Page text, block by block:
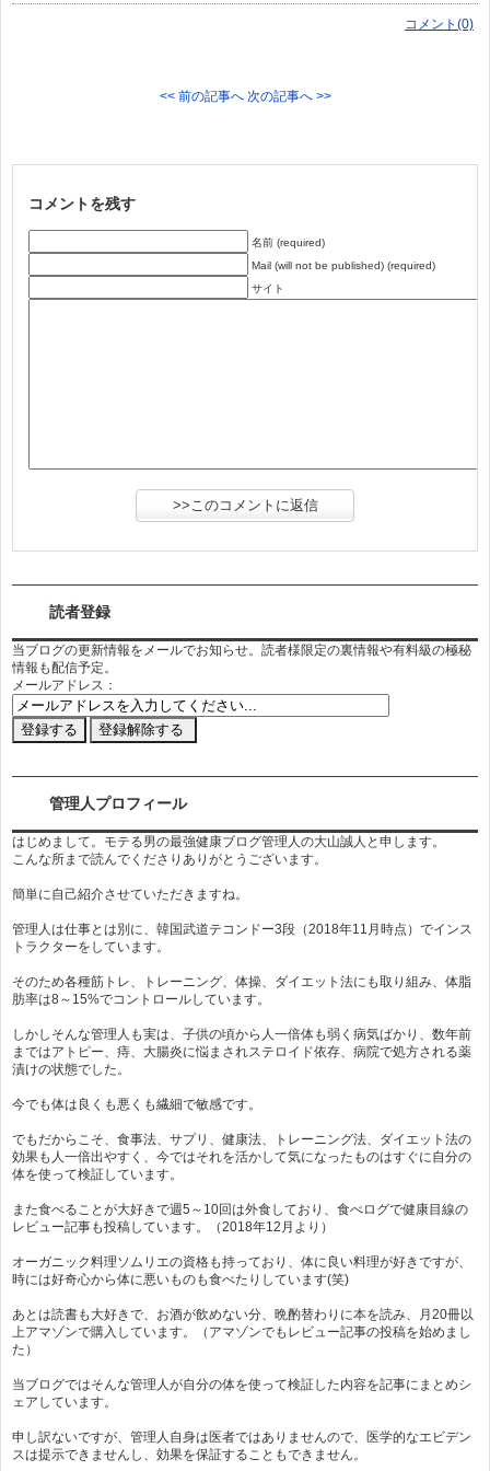
コメント(0)
<< 前の記事へ 次の記事へ >>
コメントを残す
名前 (required)
Mail (will not be published) (required)
サイト
読者登録
当ブログの更新情報をメールでお知らせ。読者様限定の裏情報や有料級の極秘
情報も配信予定。
メールアドレス：
管理人プロフィール
はじめまして。モテる男の最強健康ブログ管理人の大山誠人と申します。
こんな所まで読んでくださりありがとうございます。
簡単に自己紹介させていただきますね。
管理人は仕事とは別に、韓国武道テコンドー3段（2018年11月時点）でインス
トラクターをしています。
そのため各種筋トレ、トレーニング、体操、ダイエット法にも取り組み、体脂
肪率は8～15%でコントロールしています。
しかしそんな管理人も実は、子供の頃から人一倍体も弱く病気ばかり、数年前
まではアトピー、痔、大腸炎に悩まされステロイド依存、病院で処方される薬
漬けの状態でした。
今でも体は良くも悪くも繊細で敏感です。
でもだからこそ、食事法、サプリ、健康法、トレーニング法、ダイエット法の
効果も人一倍出やすく、今ではそれを活かして気になったものはすぐに自分の
体を使って検証しています。
また食べることが大好きで週5～10回は外食しており、食べログで健康目線の
レビュー記事も投稿しています。（2018年12月より）
オーガニック料理ソムリエの資格も持っており、体に良い料理が好きですが、
時には好奇心から体に悪いものも食べたりしています(笑)
あとは読書も大好きで、お酒が飲めない分、晩酌替わりに本を読み、月20冊以
上アマゾンで購入しています。（アマゾンでもレビュー記事の投稿を始めまし
た）
当ブログではそんな管理人が自分の体を使って検証した内容を記事にまとめシ
ェアしています。
申し訳ないですが、管理人自身は医者ではありませんので、医学的なエビデン
スは提示できませんし、効果を保証することもできません。